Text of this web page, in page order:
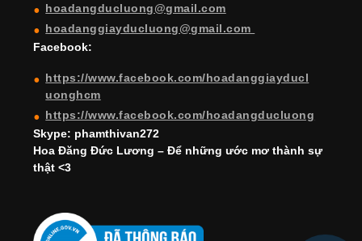
hoadangducluong@gmail.com
hoadanggiayducluong@gmail.com
Facebook:
https://www.facebook.com/hoadanggiayducl
uonghcm
https://www.facebook.com/hoadangducluong
Skype: phamthivan272
Hoa Đăng Đức Lương – Để những ước mơ thành sự
thật <3